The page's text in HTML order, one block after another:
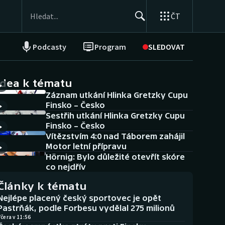
ČT
Podcasty Program SLEDOVAT
NEPŘEHLÉDNĚTE
Historické návraty
Aplikace ČT sport
AZ kvíz
k tématu
Záznam utkání Hlinka Gretzky Cupu
Finsko – Česko
Sestřih utkání Hlinka Gretzky Cupu
Finsko – Česko
Vítězstvím 4:0 nad Táborem zahájil
Motor letní přípravu
Hörnig: Bylo důležité otevřít skóre
co nejdřív
k tématu
placený český sportovec je opět
podle Forbesu vydělal 275 milionů
v 11:56